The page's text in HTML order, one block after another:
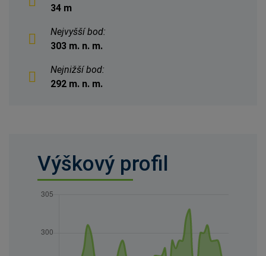
34 m
Nejvyšší bod:
303 m. n. m.
Nejnižší bod:
292 m. n. m.
Výškový profil